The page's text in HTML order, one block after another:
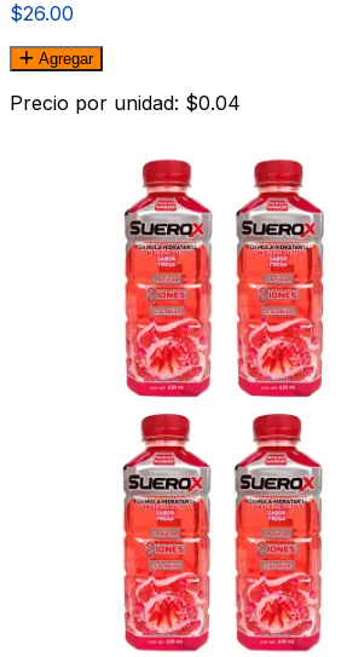
$26.00
Agregar
Precio por unidad: $0.04